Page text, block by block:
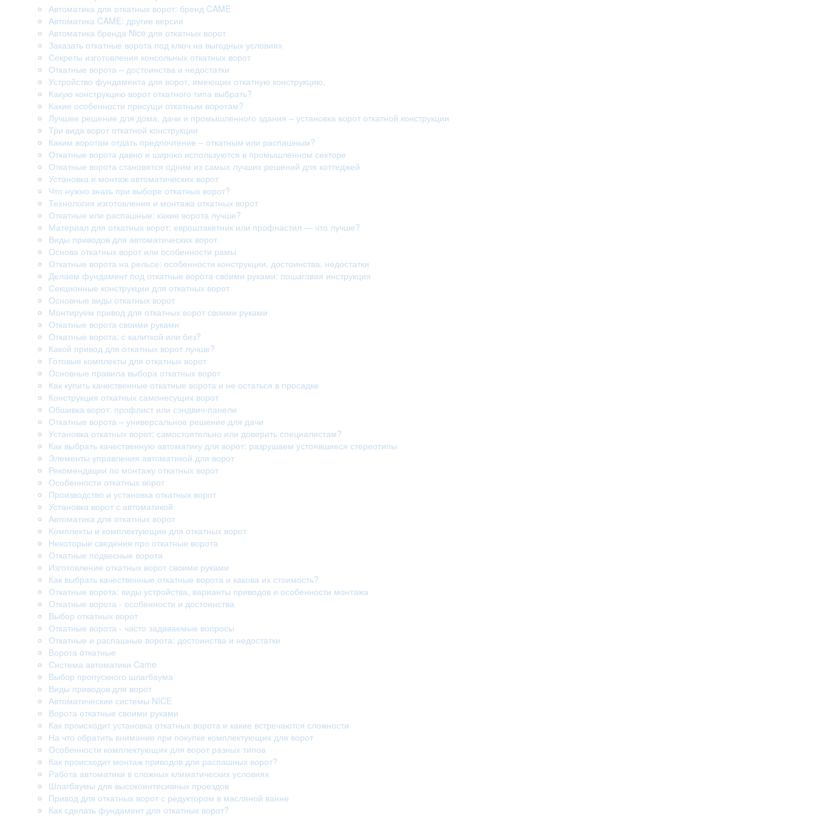
Автоматика для откатных ворот: бренд CAME
Автоматика CAME: другие версии
Автоматика бренда Nice для откатных ворот
Заказать откатные ворота под ключ на выгодных условиях
Секреты изготовления консольных откатных ворот
Откатные ворота – достоинства и недостатки
Устройство фундамента для ворот, имеющих откатную конструкцию.
Какую конструкцию ворот откатного типа выбрать?
Какие особенности присущи откатным воротам?
Лучшее решение для дома, дачи и промышленного здания – установка ворот откатной конструкции
Три вида ворот откатной конструкции
Каким воротам отдать предпочтение – откатным или распашным?
Откатные ворота давно и широко используются в промышленном секторе
Откатные ворота становятся одним из самых лучших решений для коттеджей
Установка и монтаж автоматических ворот
Что нужно знать при выборе откатных ворот?
Технология изготовления и монтажа откатных ворот
Откатные или распашные: какие ворота лучше?
Материал для откатных ворот: евроштакетник или профнастил — что лучше?
Виды приводов для автоматических ворот
Основа откатных ворот или особенности рамы
Откатные ворота на рельсе: особенности конструкции, достоинства, недостатки
Делаем фундамент под откатные ворота своими руками: пошаговая инструкция
Секционные конструкции для откатных ворот
Основные виды откатных ворот
Монтируем привод для откатных ворот своими руками
Откатные ворота своими руками
Откатные ворота: с калиткой или без?
Какой привод для откатных ворот лучше?
Готовые комплекты для откатных ворот
Основные правила выбора откатных ворот
Как купить качественные откатные ворота и не остаться в просадке
Конструкция откатных самонесущих ворот
Обшивка ворот: профлист или сэндвич-панели
Откатные ворота – универсальное решение для дачи
Установка откатных ворот: самостоятельно или доверить специалистам?
Как выбрать качественную автоматику для ворот: разрушаем устоявшиеся стереотипы
Элементы управления автоматикой для ворот
Рекомендации по монтажу откатных ворот
Особенности откатных ворот
Производство и установка откатных ворот
Установка ворот с автоматикой
Автоматика для откатных ворот
Комплекты и комплектующие для откатных ворот
Некоторые сведения про откатные ворота
Откатные подвесные ворота
Изготовление откатных ворот своими руками
Как выбрать качественные откатные ворота и какова их стоимость?
Откатные ворота: виды устройства, варианты приводов и особенности монтажа
Откатные ворота - особенности и достоинства
Выбор откатных ворот
Откатные ворота - часто задаваемые вопросы
Откатные и распашные ворота: достоинства и недостатки
Ворота откатные
Система автоматики Came
Выбор пропускного шлагбаума
Виды приводов для ворот
Автоматические системы NICE
Ворота откатные своими руками
Как происходит установка откатных ворота и какие встречаются сложности
На что обратить внимание при покупке комплектующих для ворот
Особенности комплектующих для ворот разных типов
Как происходит монтаж приводов для распашных ворот?
Работа автоматики в сложных климатических условиях
Шлагбаумы для высокоинтесивных проездов
Привод для откатных ворот с редуктором в масляной ванне
Как сделать фундамент для откатных ворот?